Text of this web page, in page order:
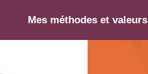
Mes méthodes et valeurs